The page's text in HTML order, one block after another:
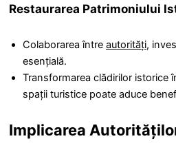
Restaurarea Patrimoniului
Colaborarea între autorități,
esențială.
Transformarea clădirilor istorice
spații turistice poate aduce
Implicarea